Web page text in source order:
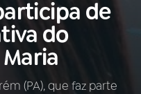
de
do
(PA), que faz parte